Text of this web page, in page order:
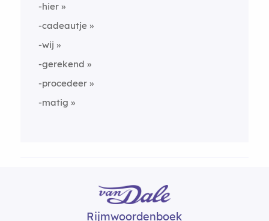
-hier
-cadeautje
-wij
-gerekend
-procedeer
-matig
Rijmwoordenboek